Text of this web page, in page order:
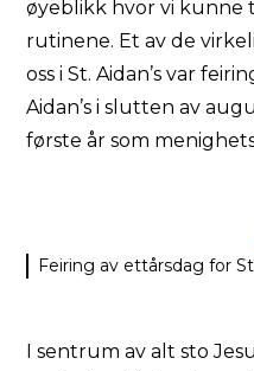
øyeblikk hvor vi kunne
rutinene. Et av de
oss i St. Aidan’s var
Aidan’s i slutten av
første år som
Feiring av ettårsdag for
I sentrum av alt sto